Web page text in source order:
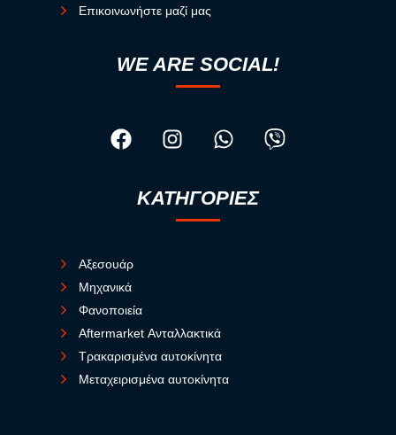
Επικοινωνήστε μαζί μας
WE ARE SOCIAL!
ΚΑΤΗΓΟΡΙΕΣ
Αξεσουάρ
Μηχανικά
Φανοποιεία
Aftermarket Ανταλλακτικά
Τρακαρισμένα αυτοκίνητα
Μεταχειρισμένα αυτοκίνητα